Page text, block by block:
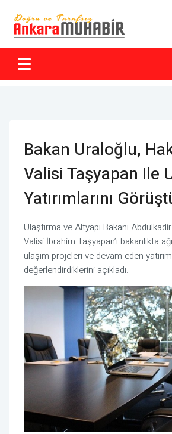
Bakan Uraloğlu,
Valisi Taşyapan Ile
Yatırımlarını
Ulaştırma ve Altyapı Bakanı
Valisi İbrahim Taşyapan’ı bakanlıkta
ulaşım projeleri ve devam eden
değerlendirdiklerini açıkladı.